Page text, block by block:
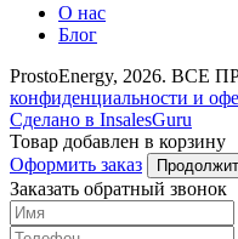
О нас
Блог
ProstoEnergy, 2026.
конфиденциальности и
Сделано в InsalesGuru
Товар добавлен в корзину
Оформить заказ
Заказать обратный звонок